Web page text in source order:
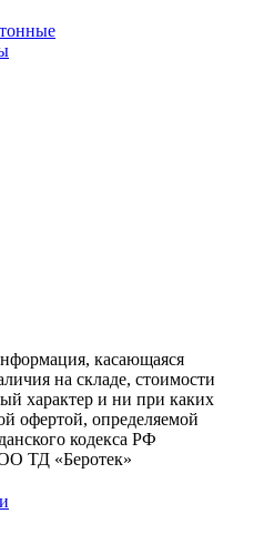
касающаяся
на складе, стоимости
характер и ни при каких
офертой, определяемой
кодекса РФ
ТД «Беротек»